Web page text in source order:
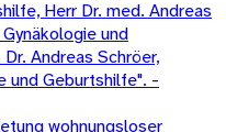
Herr Dr. med. Andreas
und
Andreas Schröer,
und Geburtshilfe". -
wohnungsloser